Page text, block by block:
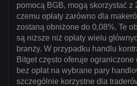
pomocą BGB, mogą skorzystać z
czemu opłaty zarówno dla
zostaną obniżone do 0,08%. Te
są niższe niż opłaty wielu
branży. W przypadku handlu
Bitget często oferuje
bez opłat na wybrane pary
szczególnie korzystne dla